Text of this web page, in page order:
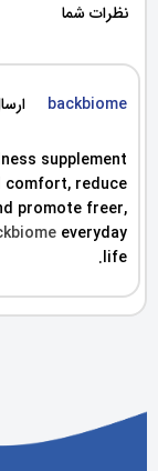
نظرات شما
backbiome ارسال
supplement
reduce
promote freer,
everyday
life.